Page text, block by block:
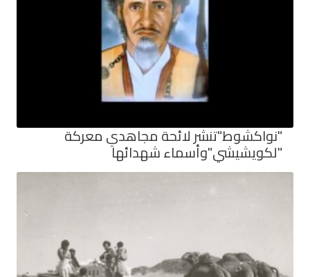
"نواكشوط"تنشر لائحة مجاهدي معركة
"لكويشيشي"وأسماء شهدائها